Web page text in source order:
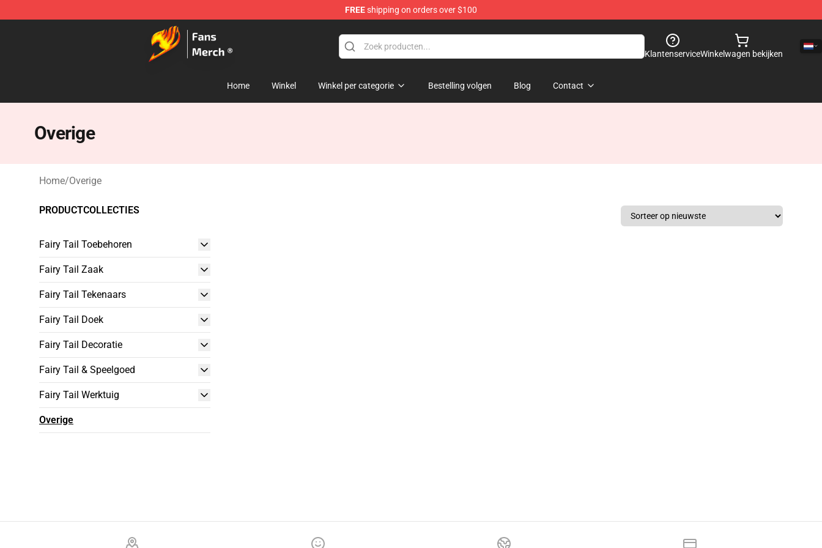
FREEshipping on orders over $100
Fairy Tail Store - Official Fairy Tail Merchandise Shop
KlantenserviceWinkelwagen bekijken
Home Winkel Winkel per categorie Bestelling volgen Blog Contact
Overige
Home/Overige
PRODUCTCOLLECTIES
Fairy Tail Toebehoren
Fairy Tail Zaak
Fairy Tail Tekenaars
Fairy Tail Doek
Fairy Tail Decoratie
Fairy Tail & Speelgoed
Fairy Tail Werktuig
Overige